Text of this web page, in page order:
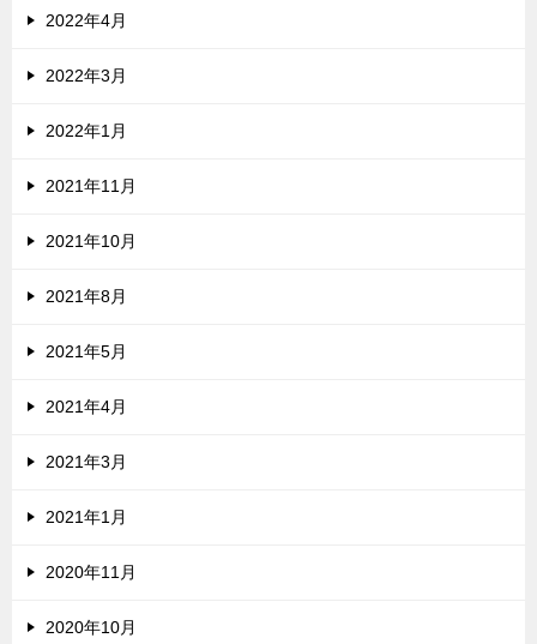
2022年4月
2022年3月
2022年1月
2021年11月
2021年10月
2021年8月
2021年5月
2021年4月
2021年3月
2021年1月
2020年11月
2020年10月